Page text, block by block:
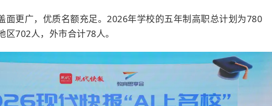
面更广，优质名额充足。2026年学校的五年制高职总计划为780
区702人，外市合计78人。